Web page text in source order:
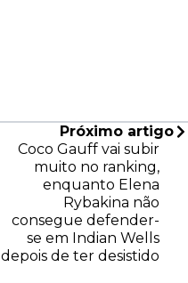
Próximo artigo
Coco Gauff vai subir
muito no ranking,
enquanto Elena
Rybakina não
consegue defender-
se em Indian Wells
depois de ter desistido